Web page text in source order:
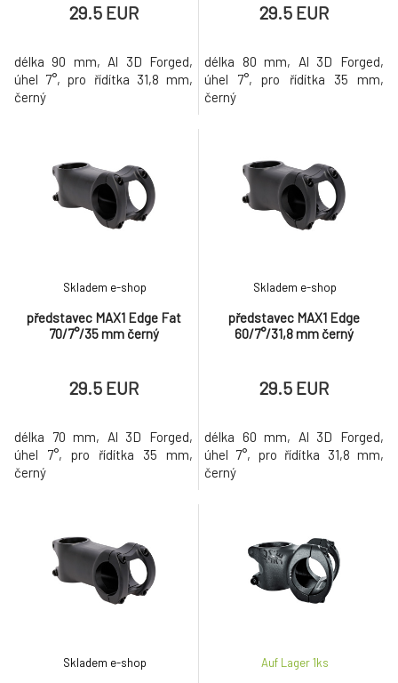
29.5 EUR
délka 90 mm, Al 3D Forged,
úhel 7°, pro řídítka 31,8 mm,
černý
29.5 EUR
délka 80 mm, Al 3D Forged,
úhel 7°, pro řídítka 35 mm,
černý
představec MAX1 Edge Fat
70/7°/35 mm černý
Skladem e-shop
29.5 EUR
délka 70 mm, Al 3D Forged,
úhel 7°, pro řídítka 35 mm,
černý
představec MAX1 Edge
60/7°/31,8 mm černý
Skladem e-shop
29.5 EUR
délka 60 mm, Al 3D Forged,
úhel 7°, pro řídítka 31,8 mm,
černý
Skladem e-shop Auf Lager 1ks